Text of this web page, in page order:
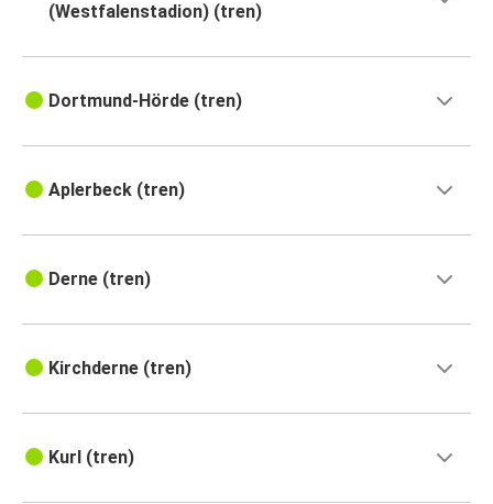
(Westfalenstadion) (tren)
Dortmund-Hörde (tren)
Aplerbeck (tren)
Derne (tren)
Kirchderne (tren)
Kurl (tren)